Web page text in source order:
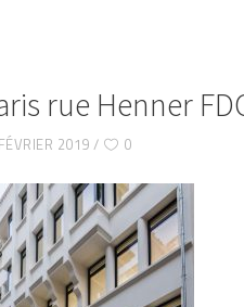
rue Henner
2019 0